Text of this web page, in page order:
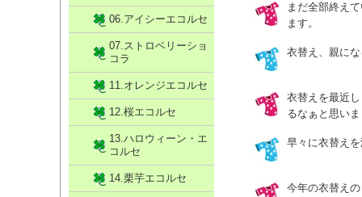
まだ全部終え
ます。
衣替え、親に
衣替えを最近
るなぁと思い
早々に衣替え
今年の衣替え
06.アイシーエコルセ
07.ストロベリーショ
コラ
11.オレンジエコルセ
12.桜エコルセ
13.ハロウィーン・エ
コルセ
14.栗芋エコルセ